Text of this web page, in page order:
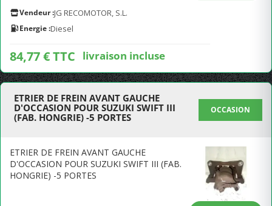
Vendeur :JG RECOMOTOR, S.L.
Energie :Diesel
84,77 € TTC livraison incluse
ETRIER DE FREIN AVANT GAUCHE
D'OCCASION POUR SUZUKI SWIFT III
(FAB. HONGRIE) -5 PORTES
OCCASION
ETRIER DE FREIN AVANT GAUCHE
D'OCCASION POUR SUZUKI SWIFT III (FAB.
HONGRIE) -5 PORTES